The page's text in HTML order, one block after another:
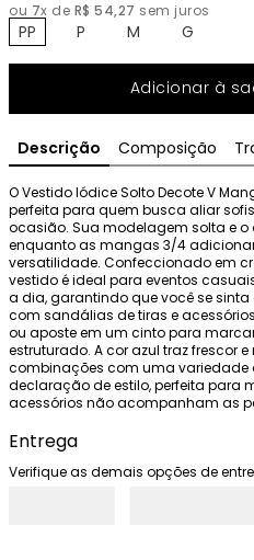
ou 7x de R$ 54,27 sem juros
PP P M G
Adicionar à
Descrição Composição
O Vestido Iódice Solto Decote V
perfeita para quem busca aliar
ocasião. Sua modelagem solta e o
enquanto as mangas 3/4
versatilidade. Confeccionado em
vestido é ideal para eventos
a dia, garantindo que você se
com sandálias de tiras e
ou aposte em um cinto para
estruturado. A cor azul traz frescor
combinações com uma variedade
declaração de estilo, perfeita para
acessórios não acompanham as
Entrega
Verifique as demais opções de